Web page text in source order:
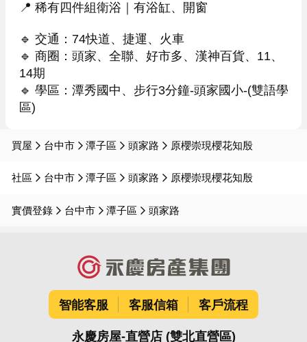
📍 稀有四件組衛浴｜有浴缸、開窗
🔹 交通：74快道、捷運、火車
🔹 商圈：頭家、全聯、好市多、漢神百貨、11、
14期
🔹 學區：潭秀國中、步行3分鐘-頭家國小-(雙語學
區)
買屋 台中市 潭子區 頭家路 原櫻崇現櫻花知殷
社區 台中市 潭子區 頭家路 原櫻崇現櫻花知殷
實價登錄 台中市 潭子區 頭家路
智能客服 客服信箱 客戶流程
永慶房屋-直營店 (雙北直營區)